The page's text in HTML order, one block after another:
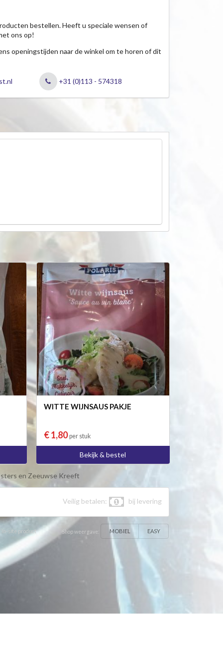
bestellen. Heeft u speciale wensen of
ons op!
openingstijden naar de winkel om te horen of dit
+31 (0)113 - 574318
WITTE WIJNSAUS PAKJE
€ 1,80per stuk
Bekijk & bestel
en Zeeuwse Kreeft
Veilig betalen: bij levering
In-site product Shop weergave: MOBIEL EASY